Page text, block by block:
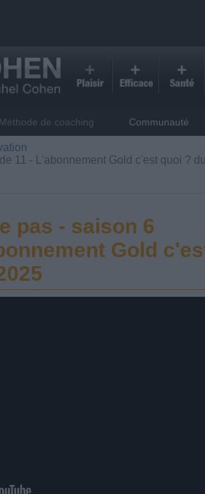
Méthode de coaching Communauté
11 - L'abonnement Gold c'est quoi ?
pas - saison 6
Gold